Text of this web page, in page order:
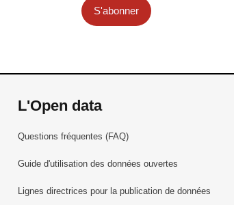
S'abonner
L'Open data
Questions fréquentes (FAQ)
Guide d'utilisation des données ouvertes
Lignes directrices pour la publication de données